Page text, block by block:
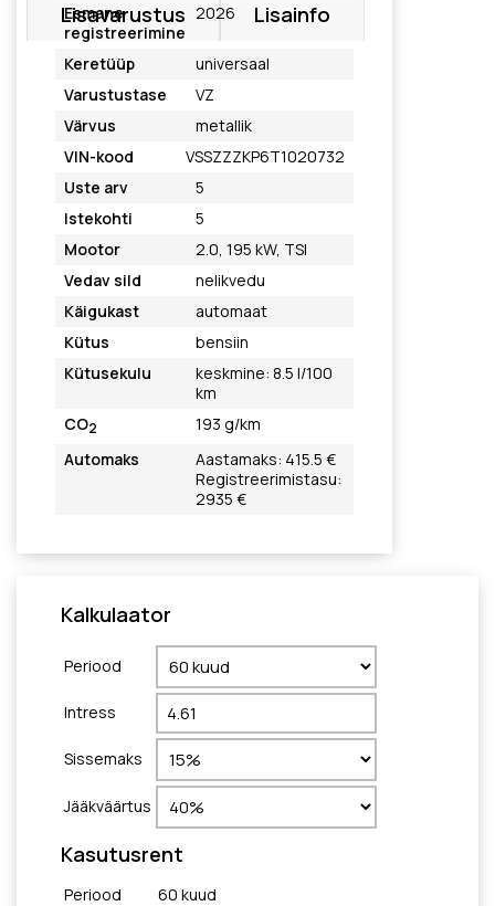
Lisavarustus Lisainfo
Esmane
registreerimine
2026
Keretüüp
universaal
Varustustase
VZ
Värvus
metallik
VIN-kood
VSSZZZKP6T1020732
Uste arv
5
Istekohti
5
Mootor
2.0, 195 kW, TSI
Vedav sild
nelikvedu
Käigukast
automaat
Kütus
bensiin
Kütusekulu
keskmine: 8.5 l/100
km
CO2
193 g/km
Automaks
Aastamaks: 415.5 €
Registreerimistasu:
2935 €
Kalkulaator
Periood
Intress
Sissemaks
Jääkväärtus
Kasutusrent
Periood 60 kuud